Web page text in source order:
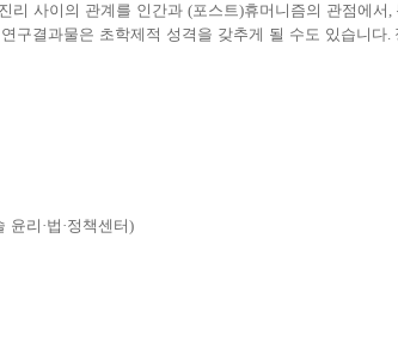
진리 사이의 관계를 인간과 (포스트)휴머니즘의 관점에서 ,
구결과물은 초학제적 성격을 갖추게 될 수도 있습니다.
윤리·법 ·정책센터)